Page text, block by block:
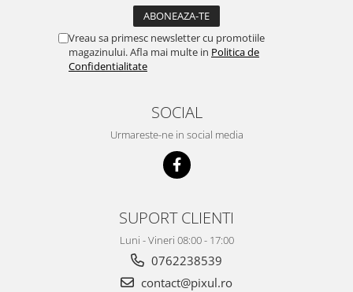
Vreau sa primesc newsletter cu promotiile
magazinului. Afla mai multe in Politica de
Confidentialitate
SOCIAL
Urmareste-ne in social media
SUPORT CLIENTI
Luni - Vineri 08:00 - 17:00
0762238539
contact@pixul.ro